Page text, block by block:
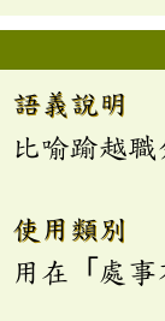
語義說明
比喻踰越職
使用類別
用在「處事